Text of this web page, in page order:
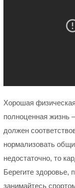
Хорошая
полноценная жизнь
должен
нормализовать
недостаточно, то
Берегите здоровье,
занимайтесь